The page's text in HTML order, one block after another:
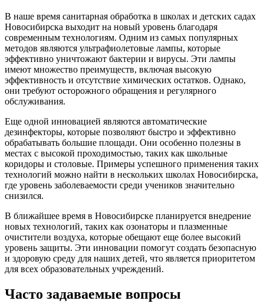
В наше время санитарная обработка в школах и детских садах
Новосибирска выходит на новый уровень благодаря
современным технологиям. Одним из самых популярных
методов являются ультрафиолетовые лампы, которые
эффективно уничтожают бактерии и вирусы. Эти лампы
имеют множество преимуществ, включая высокую
эффективность и отсутствие химических остатков. Однако,
они требуют осторожного обращения и регулярного
обслуживания.
Еще одной инновацией являются автоматические
дезинфекторы, которые позволяют быстро и эффективно
обрабатывать большие площади. Они особенно полезны в
местах с высокой проходимостью, таких как школьные
коридоры и столовые. Примеры успешного применения таких
технологий можно найти в нескольких школах Новосибирска,
где уровень заболеваемости среди учеников значительно
снизился.
В ближайшее время в Новосибирске планируется внедрение
новых технологий, таких как озонаторы и плазменные
очистители воздуха, которые обещают еще более высокий
уровень защиты. Эти инновации помогут создать безопасную
и здоровую среду для наших детей, что является приоритетом
для всех образовательных учреждений.
Часто задаваемые вопросы